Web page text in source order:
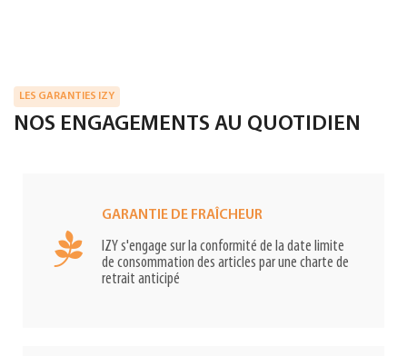
LES GARANTIES IZY
NOS ENGAGEMENTS AU QUOTIDIEN
GARANTIE DE FRAÎCHEUR
IZY s'engage sur la conformité de la date limite
de consommation des articles par une charte de
retrait anticipé